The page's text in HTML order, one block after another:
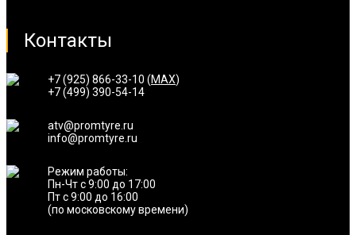
Контакты
+7 (925) 866-33-10 (MAX)
+7 (499) 390-54-14
atv@promtyre.ru
info@promtyre.ru
Режим работы:
Пн-Чт с 9:00 до 17:00
Пт с 9:00 до 16:00
(по московскому времени)